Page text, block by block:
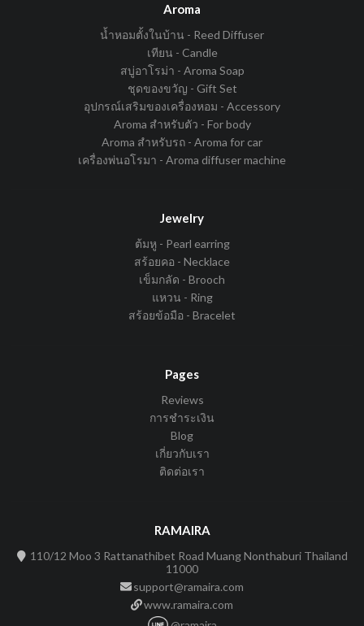
Aroma
น้ำหอมตั้งในบ้าน - Reed Diffuser
เทียน - Candle
สบู่อาโรม่า - Aroma Soap
ชุดของขวัญ - Gift Set
อุปกรณ์เสริมของเครื่องหอม - Accessory
Aroma สำหรับตัว - For body
Aroma สำหรับรถ - Aroma for car
เครื่องพ่นอโรมา - Aroma diffuser machine
Jewelry
ต้มหู - Pearl earring
สร้อยคอ - Necklace
เข็มกลัด - Brooch
แหวน - Ring
สร้อยข้อมือ - Bracelet
Pages
Reviews
การชำระเงิน
Blog
เกี่ยวกับเรา
ติดต่อเรา
RAMAIRA
110/12 Moo 3 Rattanathibet Road Muang Nonthaburi Thailand
11000
support@ramaira.com
www.ramaira.com